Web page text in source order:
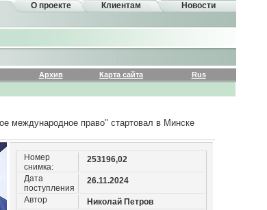
О проекте Клиентам Новости
Архив Карта сайта
Rus
международное право" стартовал в Минске
Номер
снимка:
253196,02
Дата
поступления
26.11.2024
Автор
Николай Петров